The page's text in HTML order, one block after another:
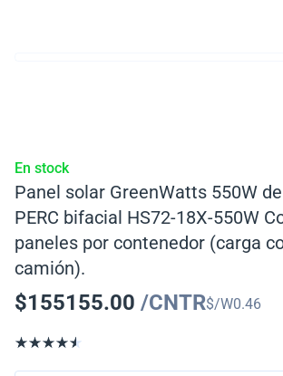
En stock
Panel solar GreenWatts 550W
PERC bifacial HS72-18X-550W
paneles por contenedor (carga
camión).
$155155.00 /CNTR$/W0.46